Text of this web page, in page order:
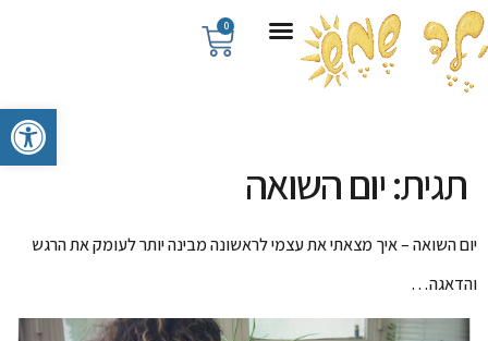
פתח
0
תגית:יום השואה
יום השואה – איך מצאתי את עצמי לראשונה מבינה יותר לעומק את הרגש
והדאגה…